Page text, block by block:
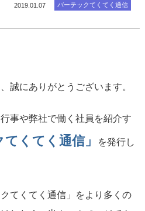
2019.01.07 バーテックてくてく通信
誠にありがとうございます。
事や弊社で働く社員を紹介す
てくてく通信」 を発行し
てくてく通信」をより多くの